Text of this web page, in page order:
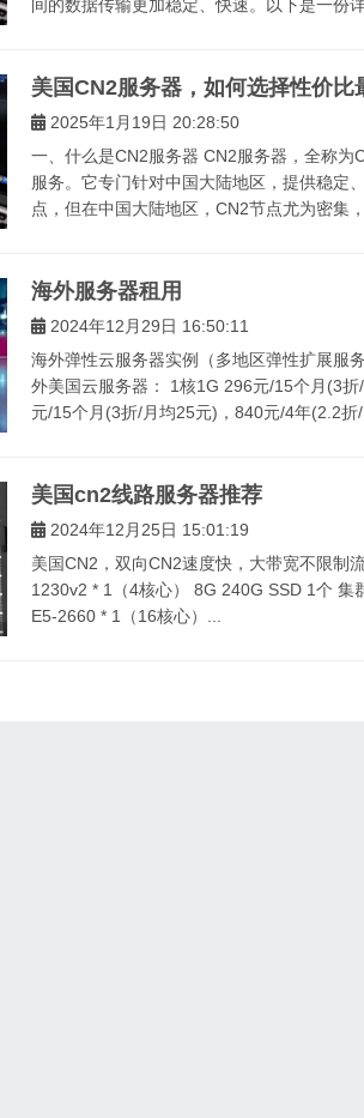
间的数据传输更加稳定、快速。以下是一份
美国CN2服务器，如何选择性价比
2025年1月19日 20:28:50
一、什么是CN2服务器 CN2服务器，全称为
服务。它专门针对中国大陆地区，提供稳定
点，但在中国大陆地区，CN2节点尤为密集
海外服务器租用
2024年12月29日 16:50:11
海外弹性云服务器实例（多地区弹性扩展服
外美国云服务器： 1核1G 296元/15个月(3
元/15个月(3折/月均25元)，840元/4年(2.2折/
美国cn2线路服务器推荐
2024年12月25日 15:01:19
美国CN2，双向CN2速度快，大带宽不限制
1230v2 * 1（4核心） 8G 240G SSD 1个
E5-2660 * 1（16核心）...